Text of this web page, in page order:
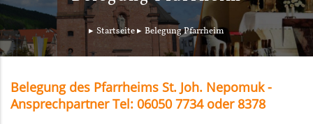
Startseite Belegung Pfarrheim
Belegung des Pfarrheims St. Joh. Nepomuk -
Ansprechpartner Tel: 06050 7734 oder 8378